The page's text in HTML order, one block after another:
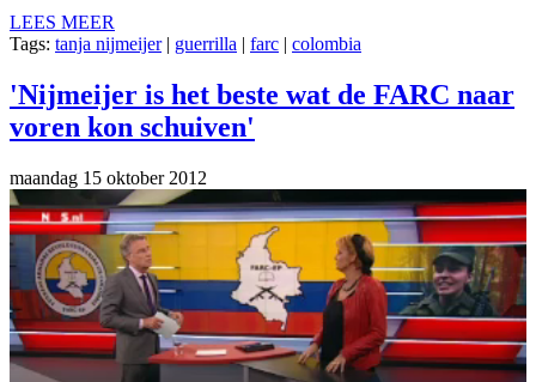
LEES MEER
Tags: tanja nijmeijer| guerrilla | farc | colombia
'Nijmeijer is het beste wat de FARC naar
voren kon schuiven'
maandag 15 oktober 2012